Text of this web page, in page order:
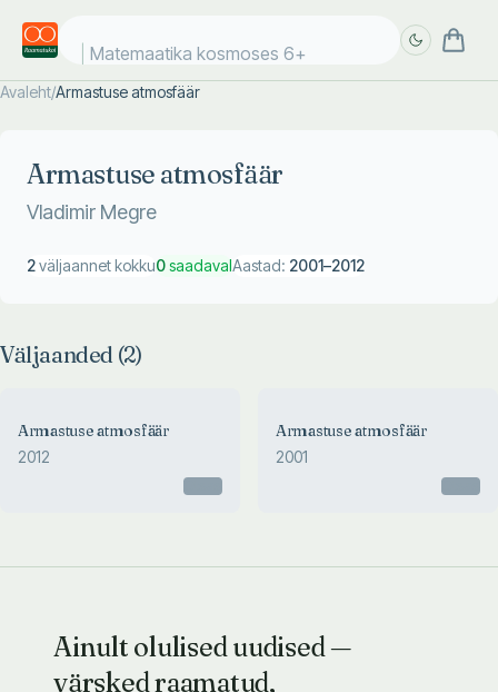
Matemaatika kosmoses 6+
Avaleht/Armastuse atmosfäär
Armastuse atmosfäär
Vladimir Megre
2väljaannet kokku0saadavalAastad: 2001–2012
Väljaanded (2)
Armastuse atmosfäär
2012
Armastuse atmosfäär
2001
Ainult olulised uudised —
värsked raamatud,